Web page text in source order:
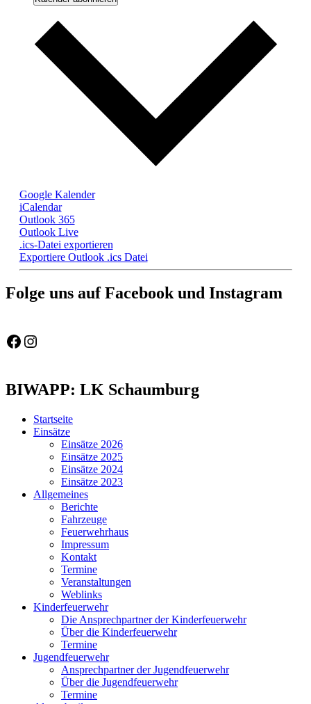
Google Kalender
iCalendar
Outlook 365
Outlook Live
.ics-Datei exportieren
Exportiere Outlook .ics Datei
Folge uns auf Facebook und Instagram
Feuerwehr Gemeinde Wölpinghausen
fw_gemeinde_woelpinghausen
BIWAPP: LK Schaumburg
Startseite
Einsätze
Einsätze 2026
Einsätze 2025
Einsätze 2024
Einsätze 2023
Allgemeines
Berichte
Fahrzeuge
Feuerwehrhaus
Impressum
Kontakt
Termine
Veranstaltungen
Weblinks
Kinderfeuerwehr
Die Ansprechpartner der Kinderfeuerwehr
Über die Kinderfeuerwehr
Termine
Jugendfeuerwehr
Ansprechpartner der Jugendfeuerwehr
Über die Jugendfeuerwehr
Termine